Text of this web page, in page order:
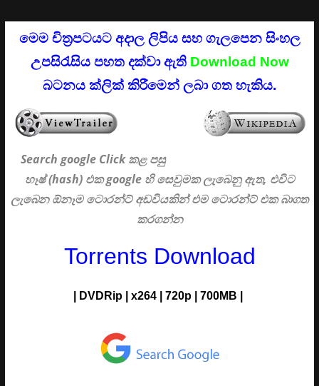
මෙම චිත්‍රපටයට අදාල ලිපිය සහ ගැලපෙන සිංහල
උපසිරැසිය පහත දක්වා ඇති Download Now
බටනය ක්ලික් කිරීමෙන් ලබා ගත හැකිය.
Search google Clickකළ පසු
හෑෂ් (hash) එක google හි සෙවුමක ලැබෙනු ඇත, එවිට
ලැබෙන ඕනෑම ටොරන්ට් අඩවියකින් එම ටොරන්ට් එක බාගත
කරගන්න
Torrents Download
DVDRip x264 720p 700MB |